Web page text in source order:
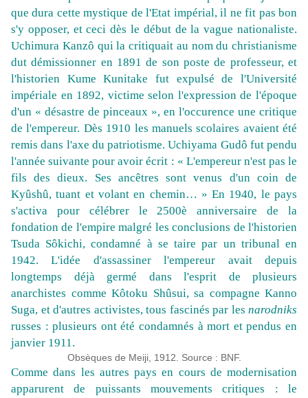
que dura cette mystique de l'Etat impérial, il ne fit pas bon
s'y opposer, et ceci dès le début de la vague nationaliste.
Uchimura Kanzô qui la critiquait au nom du christianisme
dut démissionner en 1891 de son poste de professeur, et
l'historien Kume Kunitake fut expulsé de l'Université
impériale en 1892, victime selon l'expression de l'époque
d'un « désastre de pinceaux », en l'occurence une critique
de l'empereur. Dès 1910 les manuels scolaires avaient été
remis dans l'axe du patriotisme. Uchiyama Gudô fut pendu
l'année suivante pour avoir écrit : « L'empereur n'est pas le
fils des dieux. Ses ancêtres sont venus d'un coin de
Kyûshû, tuant et volant en chemin… » En 1940, le pays
s'activa pour célébrer le 2500è anniversaire de la
fondation de l'empire malgré les conclusions de l'historien
Tsuda Sôkichi, condamné à se taire par un tribunal en
1942. L'idée d'assassiner l'empereur avait depuis
longtemps déjà germé dans l'esprit de plusieurs
anarchistes comme Kôtoku Shûsui, sa compagne Kanno
Suga, et d'autres activistes, tous fascinés par les narodniks
russes : plusieurs ont été condamnés à mort et pendus en
janvier 1911.
Obsèques de Meiji, 1912. Source : BNF.
Comme dans les autres pays en cours de modernisation
apparurent de puissants mouvements critiques : le